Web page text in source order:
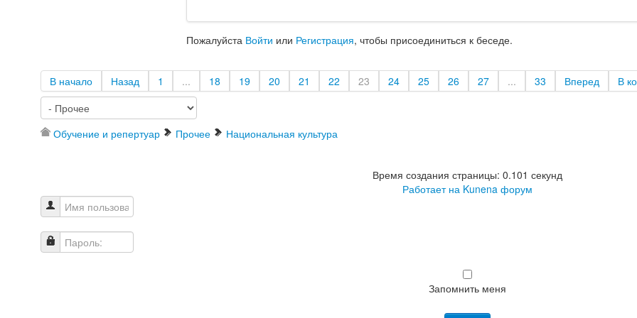
Пожалуйста Войти или Регистрация, чтобы присоединиться к беседе.
В начало Назад 1 ... 18 19 20 21 22 23 24 25 26 27 ... 33 Вперед В
Обучение и репертуар Прочее Национальная культура
Время создания страницы: 0.101 секунд
Работает на Kunena форум
Имя пользователя
Пароль:
Запомнить меня